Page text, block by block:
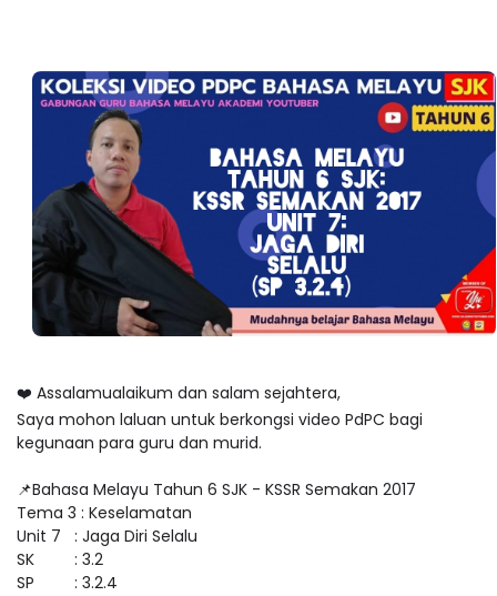
❤️ Assalamualaikum dan salam sejahtera,
Saya mohon laluan untuk berkongsi video PdPC bagi
kegunaan para guru dan murid.
📌Bahasa Melayu Tahun 6 SJK - KSSR Semakan 2017
Tema 3 : Keselamatan
Unit 7 : Jaga Diri Selalu
SK : 3.2
SP : 3.2.4